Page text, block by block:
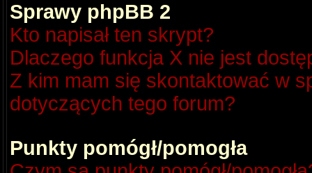
Sprawy phpBB 2
Kto napisał ten skrypt?
Dlaczego funkcja X nie jest
Z kim mam się skontaktować w
dotyczących tego forum?
Punkty pomógł/pomogła